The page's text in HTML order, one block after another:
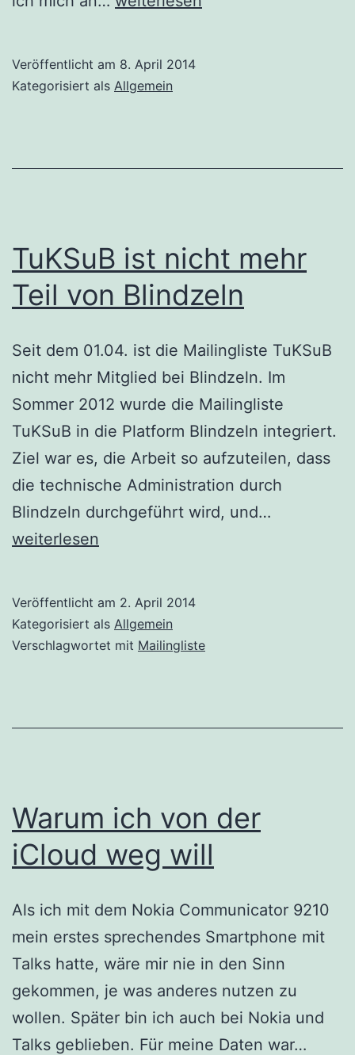
mehr
Veröffentlicht am 8. April 2014
Kategorisiert als Allgemein
TuKSuB ist nicht mehr
Teil von Blindzeln
Seit dem 01.04. ist die Mailingliste TuKSuB
nicht mehr Mitglied bei Blindzeln. Im
Sommer 2012 wurde die Mailingliste
TuKSuB in die Platform Blindzeln integriert.
Ziel war es, die Arbeit so aufzuteilen, dass
die technische Administration durch
Blindzeln durchgeführt wird, und…
weiterlesen
Veröffentlicht am 2. April 2014
Kategorisiert als Allgemein
Verschlagwortet mit Mailingliste
Warum ich von der
iCloud weg will
Als ich mit dem Nokia Communicator 9210
mein erstes sprechendes Smartphone mit
Talks hatte, wäre mir nie in den Sinn
gekommen, je was anderes nutzen zu
wollen. Später bin ich auch bei Nokia und
Talks geblieben. Für meine Daten war…